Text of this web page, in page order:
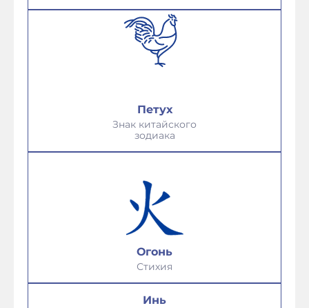
Петух
Знак китайского
зодиака
Огонь
Стихия
Инь